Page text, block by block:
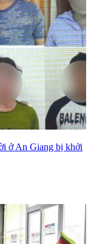
ở An Giang bị khởi